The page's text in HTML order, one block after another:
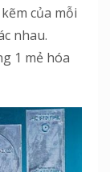
của mỗi
nhau.
1 mẻ hóa